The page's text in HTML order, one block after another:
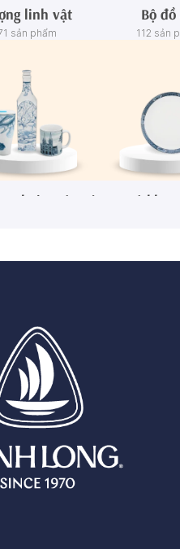
linh vật
sản phẩm
Bộ đồ
112 sản
- Chai - Hộp sứ Bộ khay